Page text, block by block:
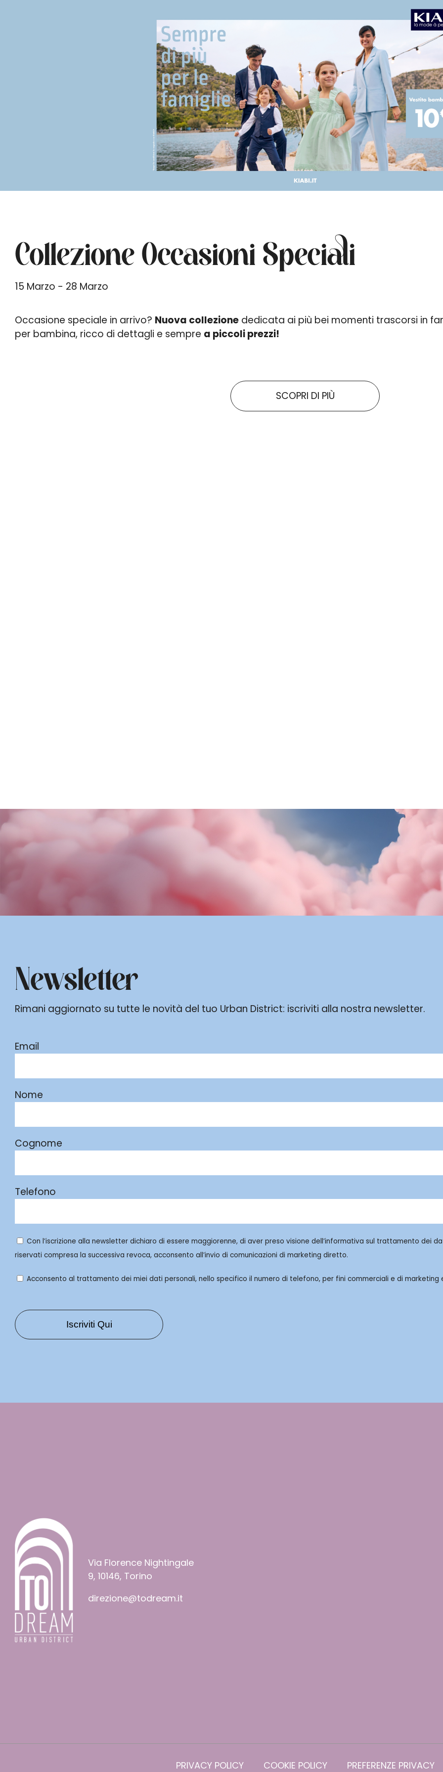
Collezione Occasioni Speciali
15 Marzo - 28 Marzo
Occasione speciale in arrivo? Nuova collezione dedicata ai più bei momenti trascorsi in
per bambina, ricco di dettagli e sempre a piccoli prezzi!
SCOPRI DI PIÙ
Newsletter
Rimani aggiornato su tutte le novità del tuo Urban District: iscriviti alla nostra newsletter.
Email
Nome
Cognome
Telefono
Con l’iscrizione alla newsletter dichiaro di essere maggiorenne, di aver preso visione dell’informativa sul trattamento dei
riservati compresa la successiva revoca, acconsento all’invio di comunicazioni di marketing diretto.
Acconsento al trattamento dei miei dati personali, nello specifico il numero di telefono, per fini commerciali e di marketing
Via Florence Nightingale
9, 10146, Torino
direzione@todream.it
PRIVACY POLICY COOKIE POLICY PREFERENZE PRIVACY